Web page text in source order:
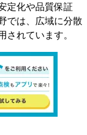
定化や品質保証
では、広域に分散
されています。